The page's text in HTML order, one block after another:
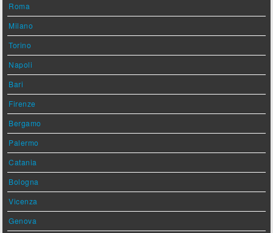
Roma
Milano
Torino
Napoli
Bari
Firenze
Bergamo
Palermo
Catania
Bologna
Vicenza
Genova